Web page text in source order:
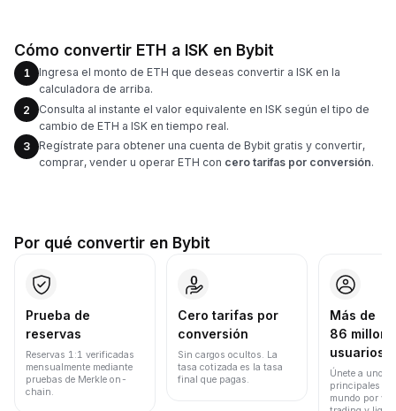
Cómo convertir ETH a ISK en Bybit
1
Ingresa el monto de ETH que deseas convertir a ISK en la
calculadora de arriba.
2
Consulta al instante el valor equivalente en ISK según el tipo de
cambio de ETH a ISK en tiempo real.
3
Regístrate para obtener una cuenta de Bybit gratis y convertir,
comprar, vender u operar ETH con cero tarifas por conversión.
Por qué convertir en Bybit
Prueba de
reservas
Reservas 1:1 verificadas
mensualmente mediante
pruebas de Merkle on-
chain.
Cero tarifas por
conversión
Sin cargos ocultos. La
tasa cotizada es la tasa
final que pagas.
Más de
86
usuarios
Únete a uno
principales
mundo por